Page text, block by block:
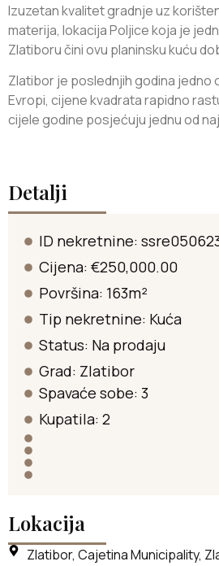
Izuzetan kvalitet gradnje uz
materija, lokacija Poljice koja je
Zlatiboru čini ovu planinsku kuću
Zlatibor je poslednjih godina jedno
Evropi, cijene kvadrata rapidno
cijele godine posjećuju jednu od
Detalji
ID nekretnine:
Cijena: €250,000.00
Površina: 163m²
Tip nekretnine: Kuća
Status: Na prodaju
Grad: Zlatibor
Spavaće sobe: 3
Kupatila: 2
Lokacija
Zlatibor, Cajetina Municipality,